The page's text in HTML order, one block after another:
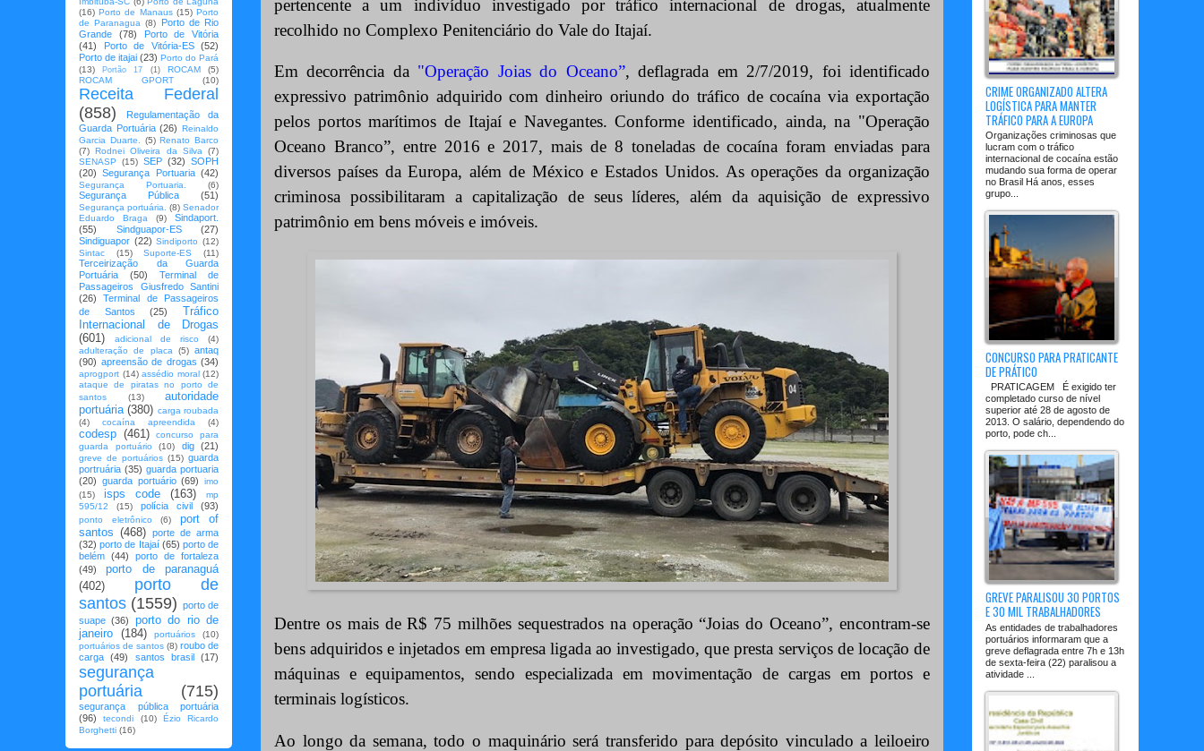
pertencente a um indivíduo investigado por tráfico internacional de drogas, atualmente
recolhido no Complexo Penitenciário do Vale do Itajaí.
Em decorrência da "Operação Joias do Oceano”, deflagrada em 2/7/2019, foi identificado
expressivo patrimônio adquirido com dinheiro oriundo do tráfico de cocaína via exportação
pelos portos marítimos de Itajaí e Navegantes. Conforme identificado, ainda, na "Operação
Oceano Branco”, entre 2016 e 2017, mais de 8 toneladas de cocaína foram enviadas para
diversos países da Europa, além de México e Estados Unidos. As operações da organização
criminosa possibilitaram a capitalização de seus líderes, além da aquisição de expressivo
patrimônio em bens móveis e imóveis.
Dentre os mais de R$ 75 milhões sequestrados na operação “Joias do Oceano”, encontram-se
bens adquiridos e injetados em empresa ligada ao investigado, que presta serviços de locação de
máquinas e equipamentos, sendo especializada em movimentação de cargas em portos e
terminais logísticos.
Ao longo da semana, todo o maquinário será transferido para depósito vinculado a leiloeiro
(16) Porto de Manaus (15) Porto
de Paranagua (8)
Porto de Rio
Grande
(78)
Porto de Vitória
(41)
Porto de Vitória-ES
(52)
Porto de itajai (23) Porto do Pará
(13)
Portão 17 (1) ROCAM
(5)
ROCAM GPORT
(10)
Receita Federal
(858)
Regulamentação da
Guarda Portuária (26) Reinaldo
Garcia Duarte.
(5) Renato Barco
(7) Rodnei Oliveira da Silva
(7)
SENASP
(15) SEP (32) SOPH
(20)
Segurança Portuaria (42)
Segurança Portuaria. (6)
Segurança Pública (51)
Segurança portuária. (8) Senador
Eduardo Braga
(9)
Sindaport.
(55)
Sindguapor-ES
(27)
Sindiguapor (22) Sindiporto (12)
Sintac
(15) Suporte-ES (11)
Terceirização da Guarda
Portuária
(50)
Terminal de
Passageiros Giusfredo Santini
(26)
Terminal de Passageiros
de Santos
(25)
Tráfico
Internacional de Drogas
(601)
adicional de risco
(4)
adulteração de placa
(5) antaq
(90) apreensão de drogas (34)
aprogport (14) assédio moral (12)
ataque de piratas no porto de
santos
(13)
autoridade
portuária (380) carga roubada
(4)
cocaína apreendida (4)
codesp (461)
concurso para
guarda portuário
(10) dig (21)
greve de portuários (15) guarda
portruária (35) guarda portuaria
(20) guarda portuário (69)
imo
(15)
isps code (163)
mp
595/12
(15) polícia civil (93)
ponto eletrônico (6)
port of
santos (468) porte de arma
(32) porto de Itajaí (65) porto de
belém (44)
porto de fortaleza
(49)
porto de paranaguá
(402)
porto de
santos (1559) porto de
suape (36)
porto do rio de
janeiro (184) portuários
(10)
portuários de santos (8) roubo de
carga
(49) santos brasil (17)
segurança
portuária
(715)
segurança pública portuária
(96)
tecondi (10)
Ézio Ricardo
Borghetti (16)
CRIME ORGANIZADO ALTERA
LOGÍSTICA PARA MANTER
TRÁFICO PARA A EUROPA
Organizações criminosas que
lucram com o tráfico
internacional de cocaína estão
mudando sua forma de operar
no Brasil Há anos, esses
grupo...
CONCURSO PARA PRATICANTE
DE PRÁTICO
PRATICAGEM É exigido ter
completado curso de nível
superior até 28 de agosto de
2013. O salário, dependendo do
porto, pode ch...
GREVE PARALISOU 30 PORTOS
E 30 MIL TRABALHADORES
As entidades de trabalhadores
portuários informaram que a
greve deflagrada entre 7h e 13h
de sexta-feira (22) paralisou a
atividade ...